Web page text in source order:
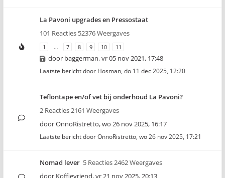
La Pavoni upgrades en Pressostaat
101 Reacties 52376 Weergaves
1 … 7 8 9 10 11
door baggerman,vr 05 nov 2021, 17:48
Laatste bericht door Hosman, do 11 dec 2025, 12:20
Teflontape en/of vet bij onderhoud La Pavoni?
2 Reacties 2161 Weergaves
doorOnnoRistretto,wo 26 nov 2025, 16:17
Laatste bericht doorOnnoRistretto, wo 26 nov 2025, 17:21
Nomad lever 5 Reacties 2462 Weergaves
door Koffievriend,vr 21 nov 2025, 20:13